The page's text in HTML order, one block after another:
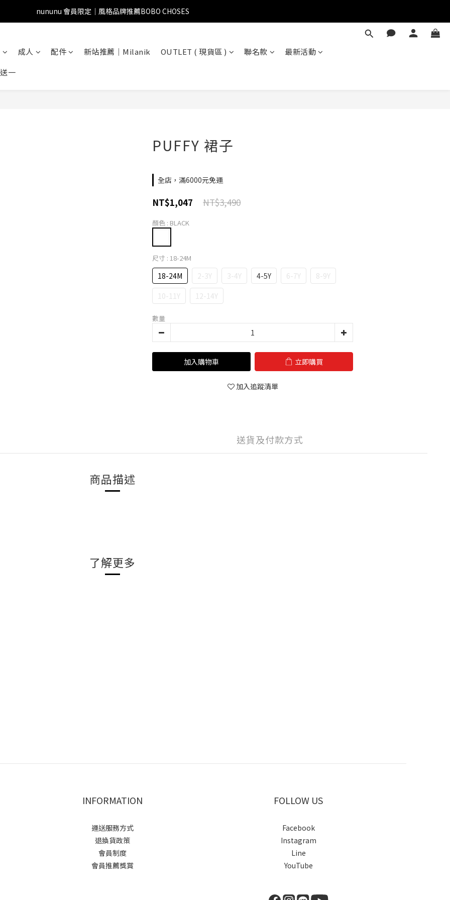
nununu 會員限定｜風格品牌推薦BOBO CHOSES
成人 配件 新站推薦｜Milanik OUTLET ( 現貨區 ) 聯名款
最新活動
一
PUFFY 裙子
全店，滿6000元免運
NT$3,490
NT$1,047
顏色 : BLACK
尺寸 : 18-24M
18-24M 2-3Y 3-4Y 4-5Y 6-7Y
8-9Y
10-11Y
12-14Y
數量
加入購物車 立即購買
加入追蹤清單
送貨及付款方式
商品描述
了解更多
INFORMATION
運送服務方式
退換貨政策
會員制度
會員推薦獎賞
FOLLOW US
Facebook
Instagram
Line
YouTube